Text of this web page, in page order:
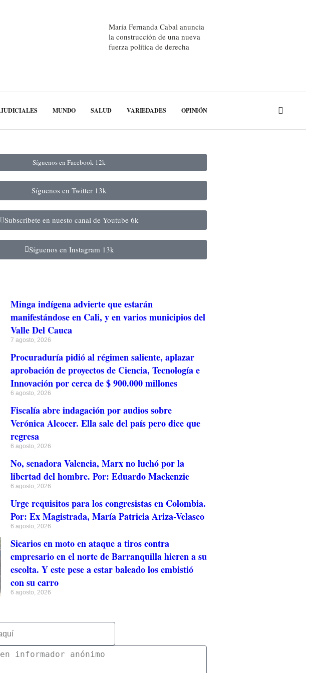
María Fernanda Cabal anuncia
la construcción de una nueva
fuerza política de derecha
JUDICIALES MUNDO SALUD VARIEDADES OPINIÓN
Síguenos en Facebook 12k
Síguenos en Twitter 13k
Subscribete en nuesto canal de Youtube 6k
Síguenos en Instagram 13k
Minga indígena advierte que estarán
manifestándose en Cali, y en varios municipios del
Valle Del Cauca
7 agosto, 2026
Procuraduría pidió al régimen saliente, aplazar
aprobación de proyectos de Ciencia, Tecnología e
Innovación por cerca de $ 900.000 millones
6 agosto, 2026
Fiscalía abre indagación por audios sobre
Verónica Alcocer. Ella sale del país pero dice que
regresa
6 agosto, 2026
No, senadora Valencia, Marx no luchó por la
libertad del hombre. Por: Eduardo Mackenzie
6 agosto, 2026
Urge requisitos para los congresistas en Colombia.
Por: Ex Magistrada, María Patricia Ariza-Velasco
6 agosto, 2026
Sicarios en moto en ataque a tiros contra
empresario en el norte de Barranquilla hieren a su
escolta. Y este pese a estar baleado los embistió
con su carro
6 agosto, 2026